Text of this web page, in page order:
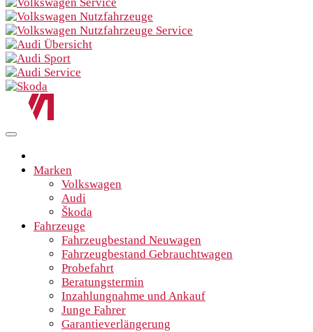
Marken
Volkswagen
Audi
Škoda
Fahrzeuge
Fahrzeugbestand Neuwagen
Fahrzeugbestand Gebrauchtwagen
Probefahrt
Beratungstermin
Inzahlungnahme und Ankauf
Junge Fahrer
Garantieverlängerung